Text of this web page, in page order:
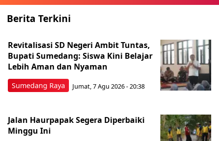
Berita Terkini
Sumedang Raya
Revitalisasi SD Negeri Ambit Tuntas,
Bupati Sumedang: Siswa Kini Belajar
Lebih Aman dan Nyaman
Jumat, 7 Agu 2026 - 20:38
Jalan Haurpapak Segera Diperbaiki
Minggu Ini